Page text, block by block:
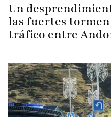
Un
las fuertes
tráfico entre